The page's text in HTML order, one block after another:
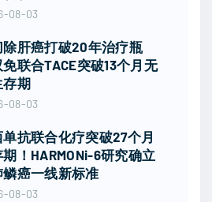
08-03
除肝癌打破20年治疗瓶
联合TACE突破13个月无
存期
08-03
抗联合化疗突破27个月
！HARMONi-6研究确立
鳞癌一线新标准
08-03